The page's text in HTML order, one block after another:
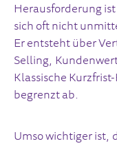
Herausforderung
sich oft nicht
Er entsteht über
Selling,
Klassische
begrenzt ab.
Umso wichtiger ist,